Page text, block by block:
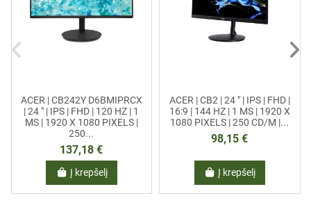
ACER | CB242Y D6BMIPRCX
| 24 " | IPS | FHD | 120 HZ | 1
MS | 1920 X 1080 PIXELS |
250...
137,18 €
Į krepšelį
ACER | CB2 | 24 " | IPS | FHD |
16:9 | 144 HZ | 1 MS | 1920 X
1080 PIXELS | 250 CD/M |...
98,15 €
Į krepšelį